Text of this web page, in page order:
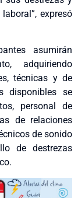
expresó
asumirán
adquiriendo
técnicas y de
disponibles se
personal de
de relaciones
de sonido
de destrezas